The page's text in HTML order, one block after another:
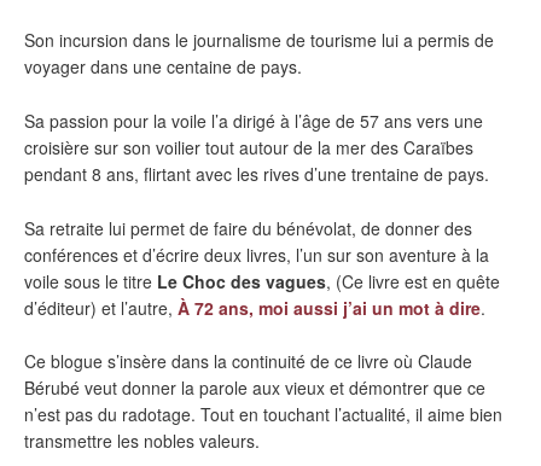
Son incursion dans le journalisme de tourisme lui a permis de
voyager dans une centaine de pays.
Sa passion pour la voile l’a dirigé à l’âge de 57 ans vers une
croisière sur son voilier tout autour de la mer des Caraïbes
pendant 8 ans, flirtant avec les rives d’une trentaine de pays.
Sa retraite lui permet de faire du bénévolat, de donner des
conférences et d’écrire deux livres, l’un sur son aventure à la
voile sous le titre Le Choc des vagues, (Ce livre est en quête
d’éditeur) et l’autre, À 72 ans, moi aussi j’ai un mot à dire.
Ce blogue s’insère dans la continuité de ce livre où Claude
Bérubé veut donner la parole aux vieux et démontrer que ce
n’est pas du radotage. Tout en touchant l’actualité, il aime bien
transmettre les nobles valeurs.